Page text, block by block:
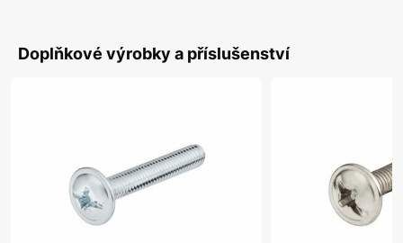
Doplňkové výrobky a příslušenství